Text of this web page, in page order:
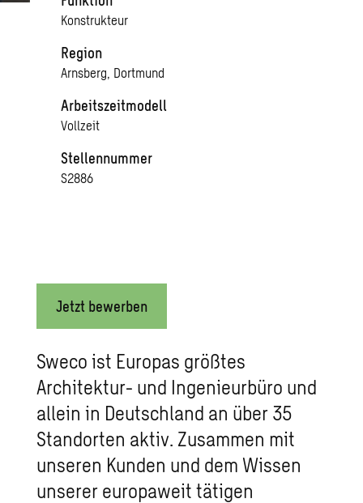
Konstrukteur
Region
Arnsberg, Dortmund
Arbeitszeitmodell
Vollzeit
Stellennummer
S2886
Jetzt bewerben
Sweco ist Europas größtes
Architektur- und Ingenieurbüro und
allein in Deutschland an über 35
Standorten aktiv. Zusammen mit
unseren Kunden und dem Wissen
unserer europaweit tätigen